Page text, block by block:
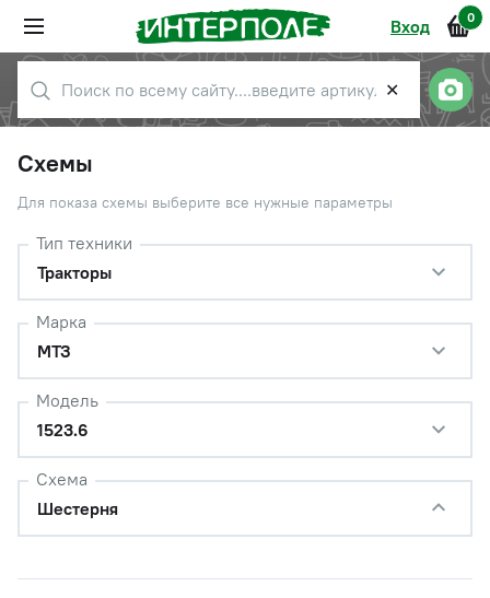
Вход 0
✕
Схемы
Для показа схемы выберите все нужные параметры
Тип техники
Тракторы
Марка
МТЗ
Модель
1523.6
Схема
Шестерня